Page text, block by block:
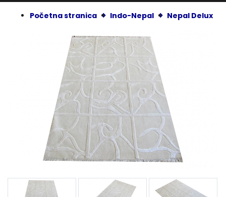
Početna stranica Indo-Nepal Nepal Delux